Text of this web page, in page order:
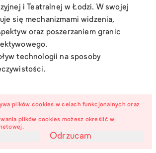
i Teatralnej w Łodzi. W swojej
się mechanizmami widzenia,
oraz poszerzaniem granic
technologii na sposoby
plików cookies w celach funkcjonalnych oraz
plików cookies możesz określić w
Odrzucam